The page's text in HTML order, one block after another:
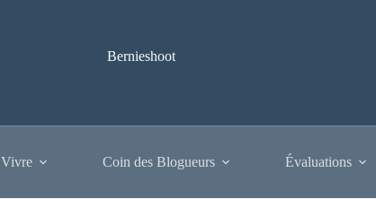
Bernieshoot
Coin des Blogueurs Évaluations